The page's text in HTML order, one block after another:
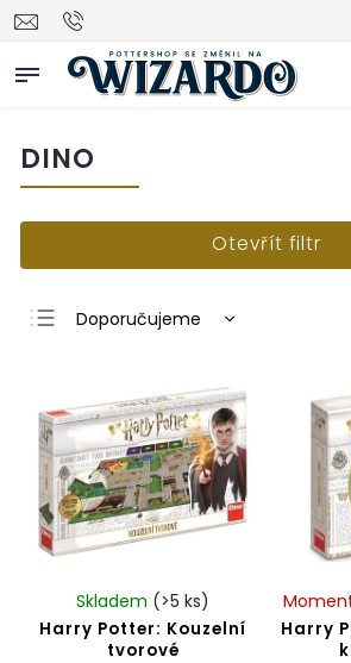
Vyhledávání
DINO
Otevřít filtr
Doporučujeme
Nejdražší
Nejprodávanější
Abecedně
Harry Potter: Kouzelní
tvorové
Skladem (>5 ks)
Harry